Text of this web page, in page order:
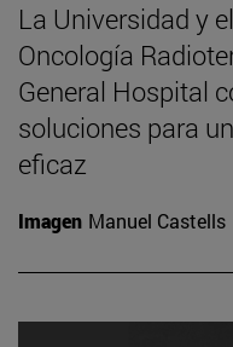
La Universidad y
Oncología
General Hospital
soluciones para
eficaz
Imagen Manuel Castells